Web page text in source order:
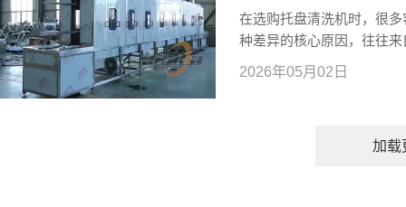
在选购托盘清洗机时，很
种差异的核心原因，往往
准设备很难完全匹配实际
机的价格究竟由哪些因素
2026年05月02日
加载